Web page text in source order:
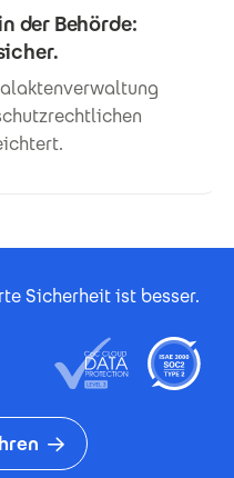
der Behörde:
Sicherheit ist besser.